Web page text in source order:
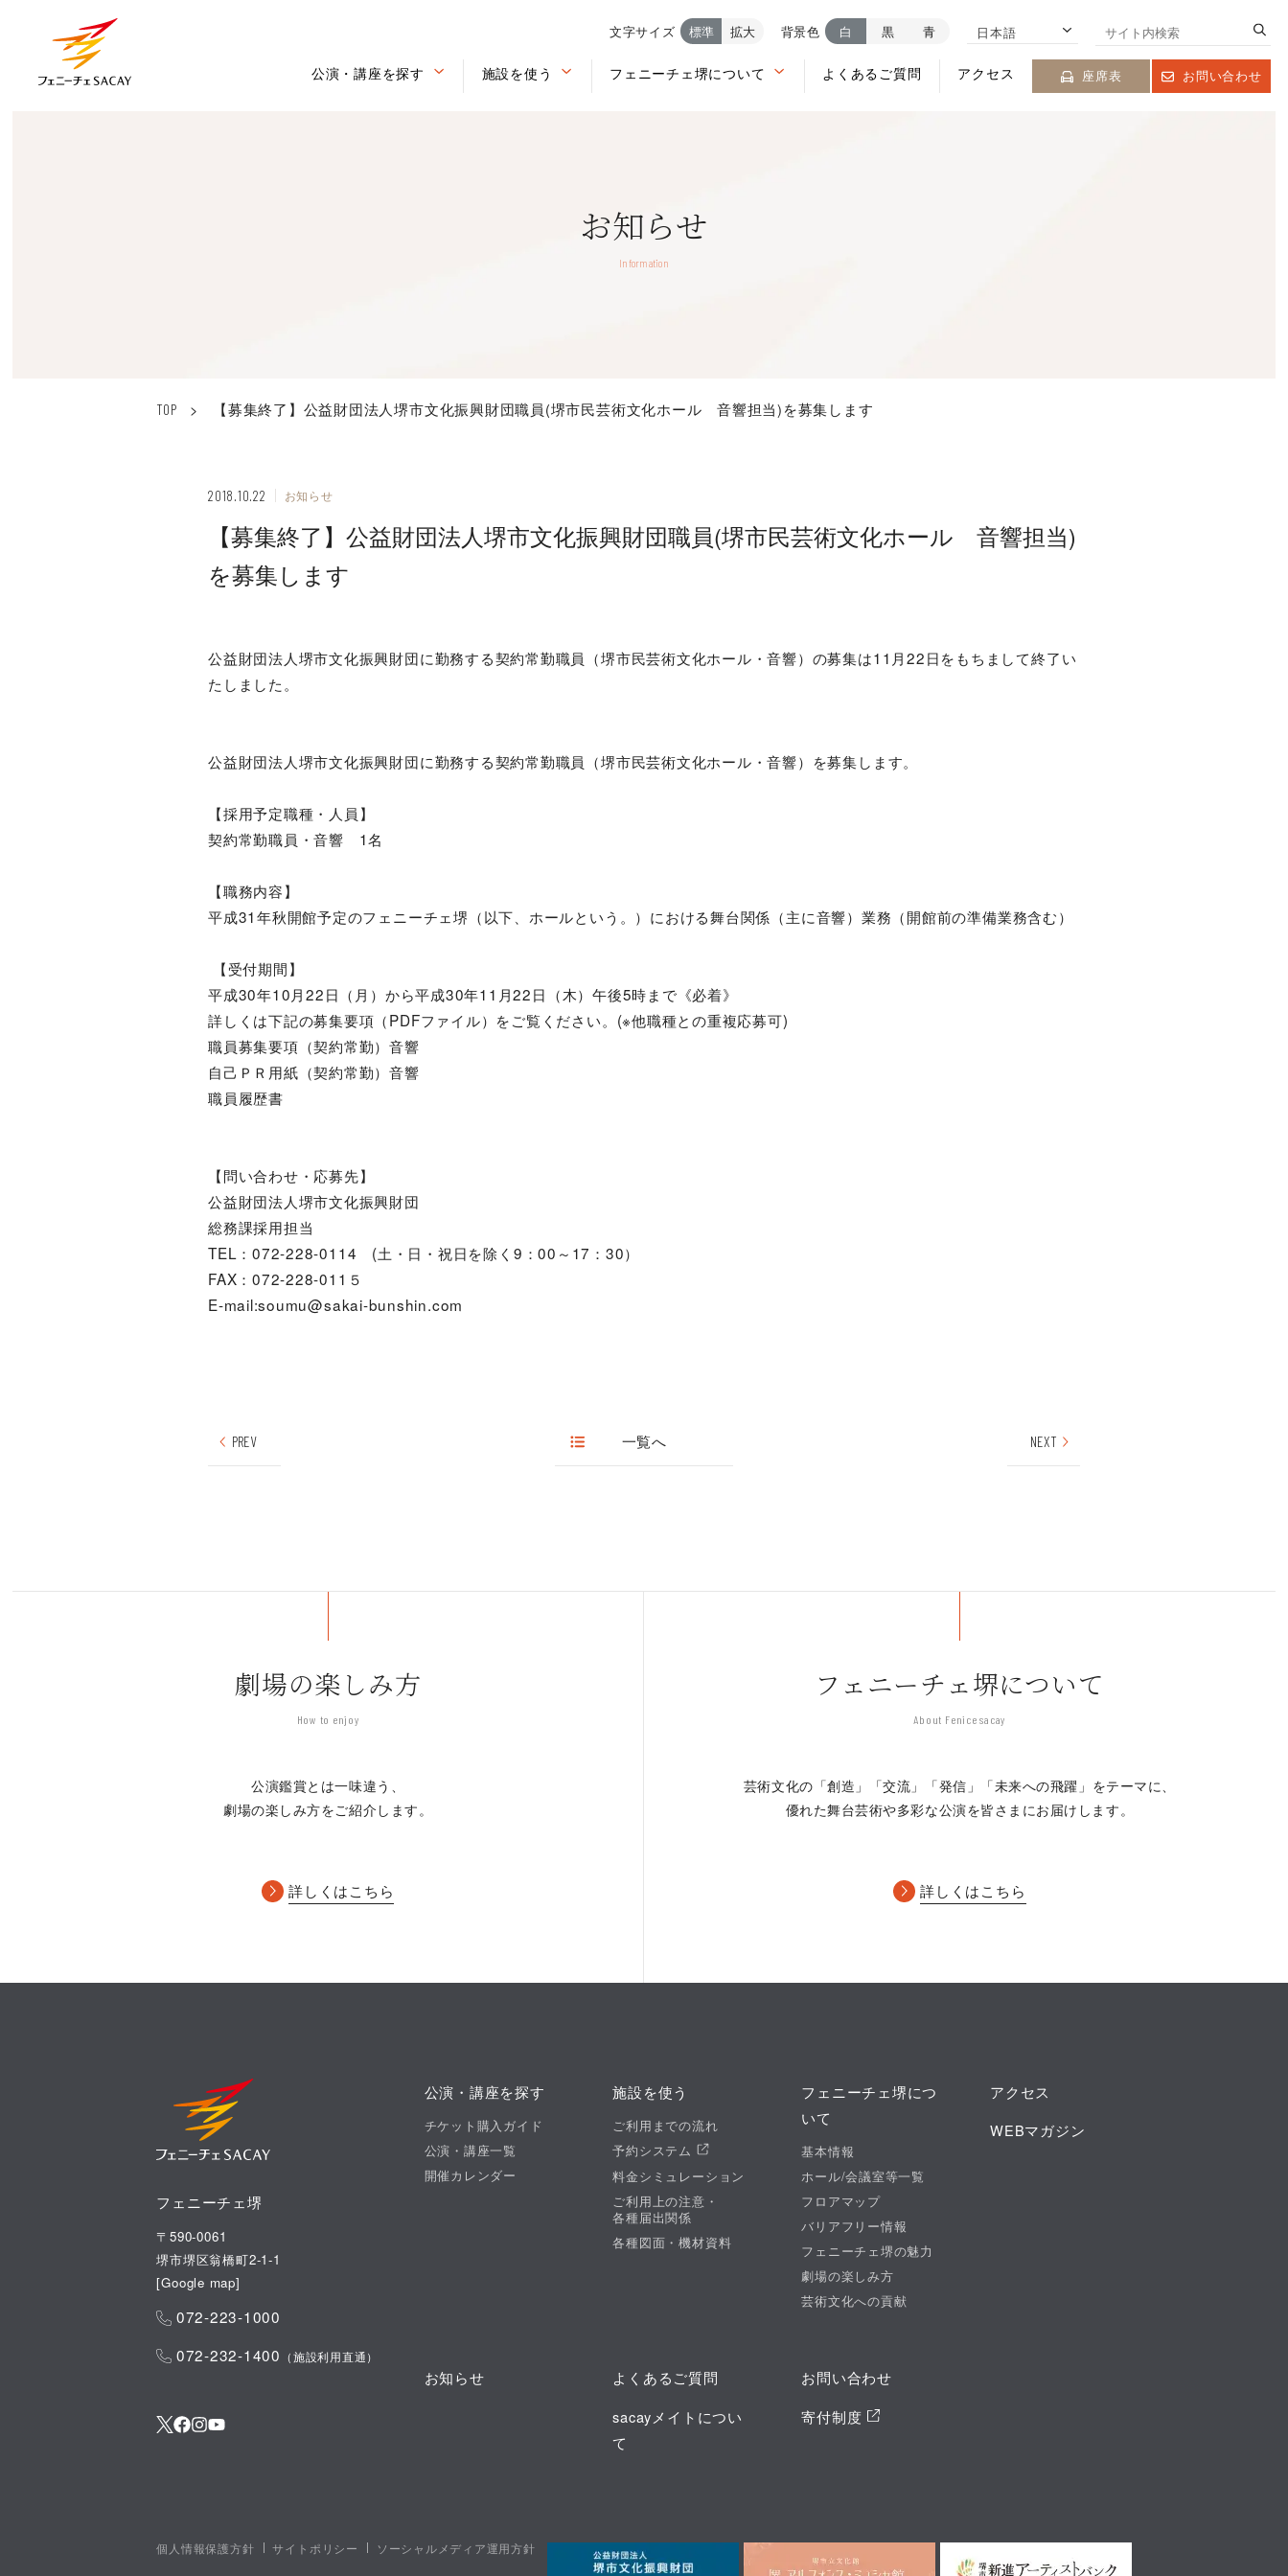
文字サイズ 標準 拡大 背景色 白 黒 青 日本語
公演・講座を探す 施設を使う フェニーチェ堺について よくあるご質問 アクセス 座席表 お問い合わせ
お知らせ
Information
TOP > 【募集終了】公益財団法人堺市文化振興財団職員(堺市民芸術文化ホール 音響担当)を募集します
2018.10.22 お知らせ
【募集終了】公益財団法人堺市文化振興財団職員(堺市民芸術文化ホール 音響担当)
を募集します
公益財団法人堺市文化振興財団に勤務する契約常勤職員（堺市民芸術文化ホール・音響）の募集は11月22日をもちまして終了い
たしました。
公益財団法人堺市文化振興財団に勤務する契約常勤職員（堺市民芸術文化ホール・音響）を募集します。
【採用予定職種・人員】
契約常勤職員・音響 1名
【職務内容】
平成31年秋開館予定のフェニーチェ堺（以下、ホールという。）における舞台関係（主に音響）業務（開館前の準備業務含む）
【受付期間】
平成30年10月22日（月）から平成30年11月22日（木）午後5時まで《必着》
詳しくは下記の募集要項（PDFファイル）をご覧ください。(※他職種との重複応募可)
職員募集要項（契約常勤）音響
自己ＰＲ用紙（契約常勤）音響
職員履歴書
【問い合わせ・応募先】
公益財団法人堺市文化振興財団
総務課採用担当
TEL ：072-228-0114 (土・日・祝日を除く9：00～17：30）
FAX：072-228-011５
E-mail:soumu@sakai-bunshin.com
PREV 一覧へ NEXT
劇場の楽しみ方
How to enjoy
公演鑑賞とは一味違う、
劇場の楽しみ方をご紹介します。
詳しくはこちら
フェニーチェ堺について
About Fenice sacay
芸術文化の「創造」「交流」「発信」
「未来への飛躍」をテーマに、
優れた舞台芸術や多彩な公演を皆さまにお届けします。
詳しくはこちら
フェニーチェ堺
〒590-0061
堺市堺区翁橋町2-1-1
[Google map]
072-223-1000
072-232-1400 （施設利用直通）
公演・講座を探す
チケット購入ガイド
公演・講座一覧
開催カレンダー
施設を使う
ご利用までの流れ
予約システム
料金シミュレーション
ご利用上の注意・
各種届出関係
各種図面・機材資料
フェニーチェ堺につ
いて
基本情報
ホール/会議室等一覧
フロアマップ
バリアフリー情報
フェニーチェ堺の魅力
劇場の楽しみ方
芸術文化への貢献
アクセス
WEBマガジン
お知らせ
よくあるご質問
sacayメイトについ
て
お問い合わせ
寄付制度
個人情報保護方針 サイトポリシー ソーシャルメディア運用方針